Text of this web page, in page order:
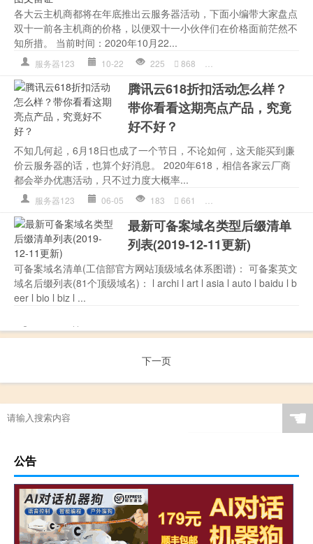
各大云主机商都将在年底推出云服务器活动，下面小编带大家盘点
双十一前各主机商的价格，以便双十一小伙伴们在价格面前茫然不
知所措。 当前时间：2020年10月22...
服务器123 10-22 225 868
腾讯云618折扣活动怎么样？
带你看看这期亮点产品，究竟
好不好？
不知几何起，6月18日也成了一个节日，不论如何，这天能买到廉
价云服务器的话，也算个好消息。 2020年618，相信各家云厂商
都会举办优惠活动，只不过力度大概率...
服务器123 06-05 183 661
最新可备案域名类型后缀清单
列表(2019-12-11更新)
可备案域名清单(工信部官方网站顶级域名体系图谱)： 可备案英文
域名后缀列表(81个顶级域名)： l archi l art l asia l auto l baidu l b
eer l bio l biz l ...
Aliyun 12-11 419 89
云计算,花样游广州,读书,阿里云
下一页
☚
公告